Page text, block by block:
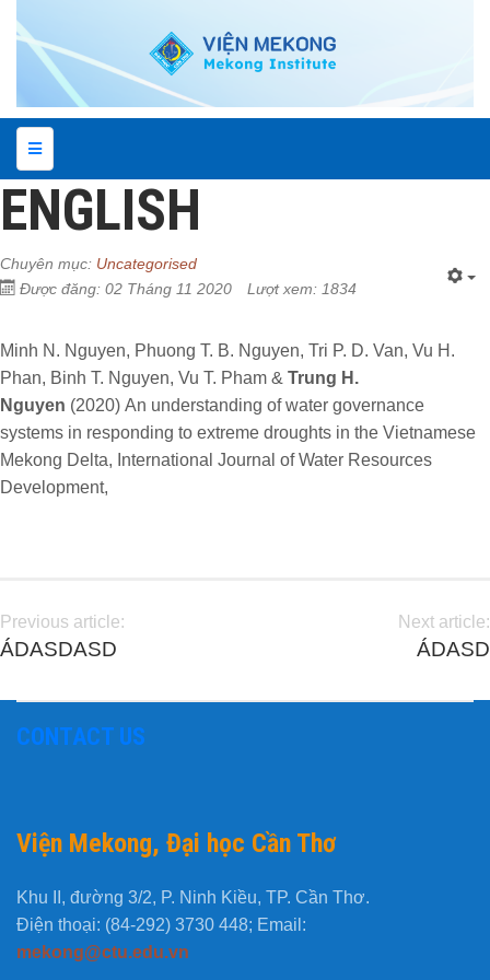
ENGLISH
Chuyên mục: Uncategorised
Được đăng: 02 Tháng 11 2020
Lượt xem: 1834
Minh N. Nguyen, Phuong T. B. Nguyen, Tri P. D. Van, Vu H.
Phan, Binh T. Nguyen, Vu T. Pham & Trung H.
Nguyen (2020) An understanding of water governance
systems in responding to extreme droughts in the Vietnamese
Mekong Delta, International Journal of Water Resources
Development,
Previous article:
ÁDASDASD
Next article:
ÁDASD
CONTACT US
Viện Mekong, Đại học Cần Thơ
Khu II, đường 3/2, P. Ninh Kiều, TP. Cần Thơ.
Điện thoại: (84-292) 3730 448; Email:
mekong@ctu.edu.vn